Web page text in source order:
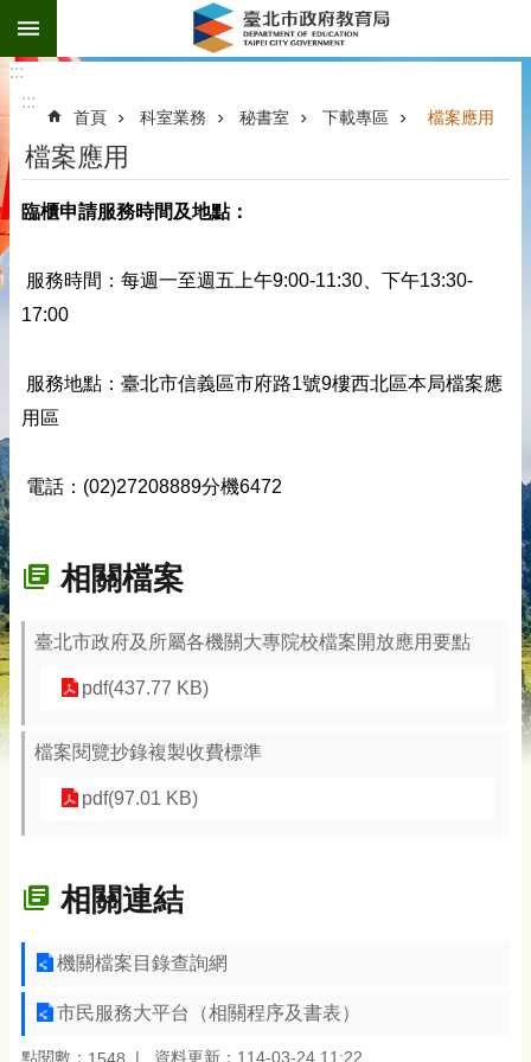
跳到主要內容區塊
:::
:::
首頁 科室業務 秘書室 下載專區 檔案應用
檔案應用
臨櫃申請服務時間及地點：
服務時間：每週一至週五上午9:00-11:30 、下午13:30-
17:00
服務地點：臺北市信義區市府路1號9樓西北區本局檔案應
用區
電話： (02)27208889分機6472
相關檔案
臺北市政府及所屬各機關大專院校檔案開放應用要點
pdf(437.77 KB)
檔案閱覽抄錄複製收費標準
pdf(97.01 KB)
相關連結
機關檔案目錄查詢網
市民服務大平台（相關程序及書表）
點閱數： 資料更新：114-03-24 11:22